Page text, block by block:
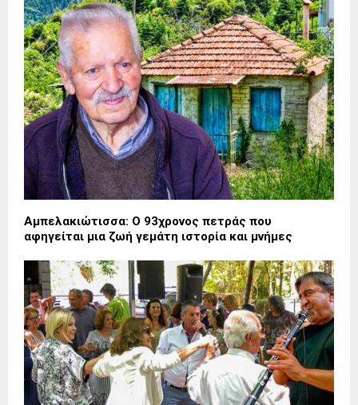
Αμπελακιώτισσα: Ο 93χρονος πετράς που
αφηγείται μια ζωή γεμάτη ιστορία και μνήμες